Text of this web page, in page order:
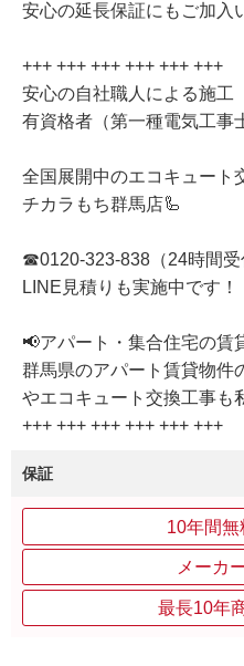
安心の延長保証にもご加入
+++ +++ +++ +++ +++ +++
安心の自社職人による施工
有資格者（第一種電気工事
全国展開中のエコキュート
チカラもち群馬店🦾
☎0120-323-838（24時間受
LINE見積りも実施中です！
📢アパート・集合住宅の賃
群馬県のアパート賃貸物件
やエコキュート交換工事も
+++ +++ +++ +++ +++ +++
保証
10年間
メーカ
最長10年